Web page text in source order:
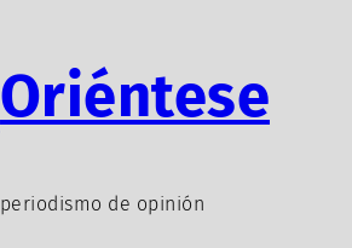
Oriéntese
periodismo de opinión